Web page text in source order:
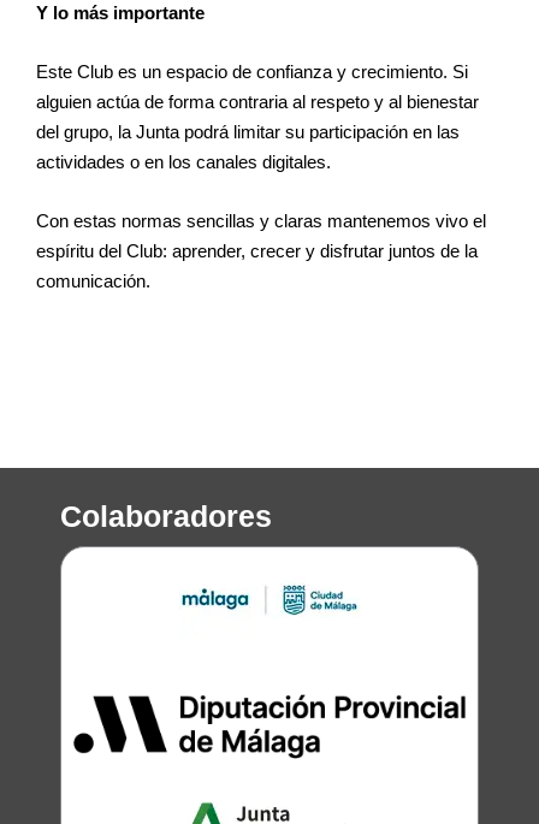
Y lo más importante
Este Club es un espacio de confianza y crecimiento. Si
alguien actúa de forma contraria al respeto y al bienestar
del grupo, la Junta podrá limitar su participación en las
actividades o en los canales digitales.
Con estas normas sencillas y claras mantenemos vivo el
espíritu del Club: aprender, crecer y disfrutar juntos de la
comunicación.
Colaboradores